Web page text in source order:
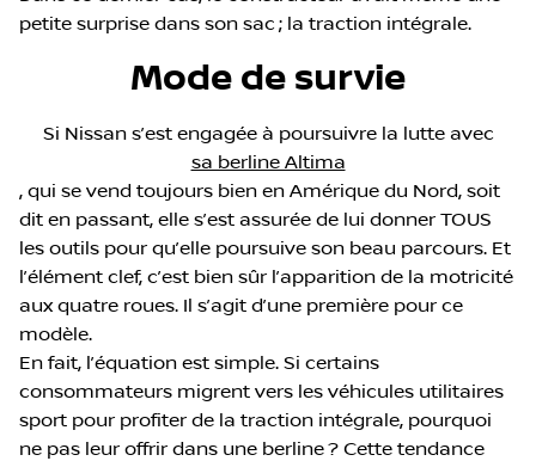
petite surprise dans son sac ; la traction intégrale.
Mode de survie
Si Nissan s’est engagée à poursuivre la lutte avec
sa berline Altima
, qui se vend toujours bien en Amérique du Nord, soit
dit en passant, elle s’est assurée de lui donner TOUS
les outils pour qu’elle poursuive son beau parcours. Et
l’élément clef, c’est bien sûr l’apparition de la motricité
aux quatre roues. Il s’agit d’une première pour ce
modèle.
En fait, l’équation est simple. Si certains
consommateurs migrent vers les véhicules utilitaires
sport pour profiter de la traction intégrale, pourquoi
ne pas leur offrir dans une berline ? Cette tendance